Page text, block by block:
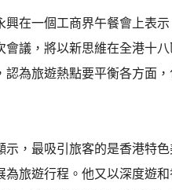
興在一個工商界午餐會上表
會議，將以新思維在全港十
認為旅遊熱點要平衡各方面
示，最吸引旅客的是香港特
為旅遊行程。他又以深度遊